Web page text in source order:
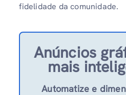
fidelidade da comunidade.
Anúncios
mais
Automatize e